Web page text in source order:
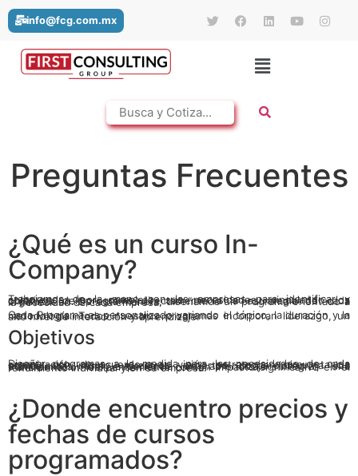
info@fcg.com.mx
Preguntas Frecuentes
¿Qué es un curso In-
Company?
Trabajamos de la mano con las empresas para identificar y comprender por completo sus necesidades, vinculando los objetivos del programa directamente a la estrategia de cada organización. De esta manera, diseñamos un programa orientado a la necesidad de cada empresa.
Cada Programa es personalizado variando el tópico, la duración y la metodología. Todos nuestros programas incorporan liderazgo, un alto nivel de interacción y aprendizaje.
Objetivos
Diseñar programas a la medida para las necesidades de cada organización, de acuerdo a su visión, estrategia y circunstancia actual, así mismo, nuestros expertos proporcionan a los participantes una experiencia de aprendizaje integral, una transformación de pensamiento con un impacto significativo en el rendimiento individual y en su empresa.
¿Donde encuentro precios y
fechas de cursos
programados?